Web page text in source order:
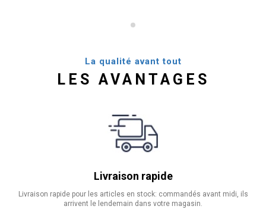
La qualité avant tout
LES AVANTAGES
Livraison rapide
Livraison rapide pour les articles en stock: commandés avant midi, ils
arrivent le lendemain dans votre magasin.